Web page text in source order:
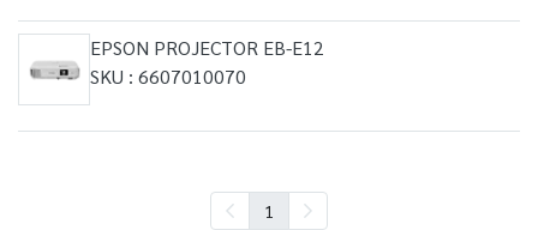
EPSON PROJECTOR EB-E12
SKU : 6607010070
1